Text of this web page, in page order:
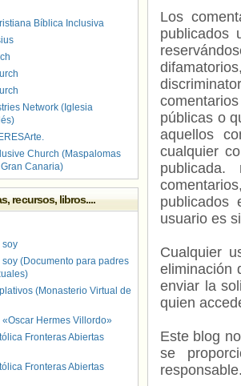
Los
publicados
públicas o
aquellos
cualquier
usuario es
Cualquier
eliminación
enviar la
quien
Este blog
se
Bíblica Inclusiva
Network (Iglesia
Church (Maspalomas
Canaria)
recursos, libros....
soy
(Documento para padres
(Monasterio Virtual de
«Oscar Hermes Villordo»
Fronteras Abiertas
Fronteras Abiertas